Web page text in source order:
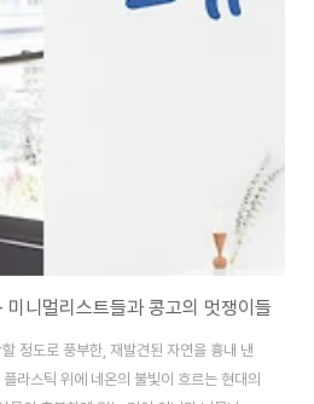
후보들의 행보에 몰려있다. 각 후보가 내건
총 5차례에 걸쳐 진행되는 주요 대선후보
시간 검색어들을 통해 얼마나 많은 국민이
니멀리스트들과 콩고의 멋쟁이들
정도로 풍부한, 재발견된 자연을 흉내 낸
라스틱 위에 네온의 불빛이 흐르는 현대의